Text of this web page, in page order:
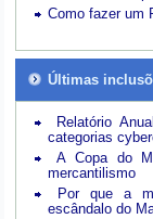
Como fazer um
Últimas
Relatório
categorias
A Copa do
mercantilismo
Por que a
escândalo do